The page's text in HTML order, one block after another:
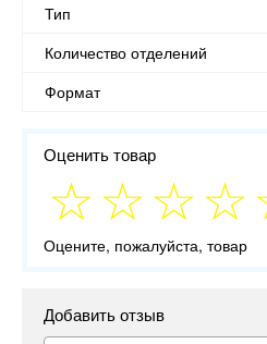
Тип
Количество отделений
Формат
Оценить товар
Оцените, пожалуйста, товар
Добавить отзыв